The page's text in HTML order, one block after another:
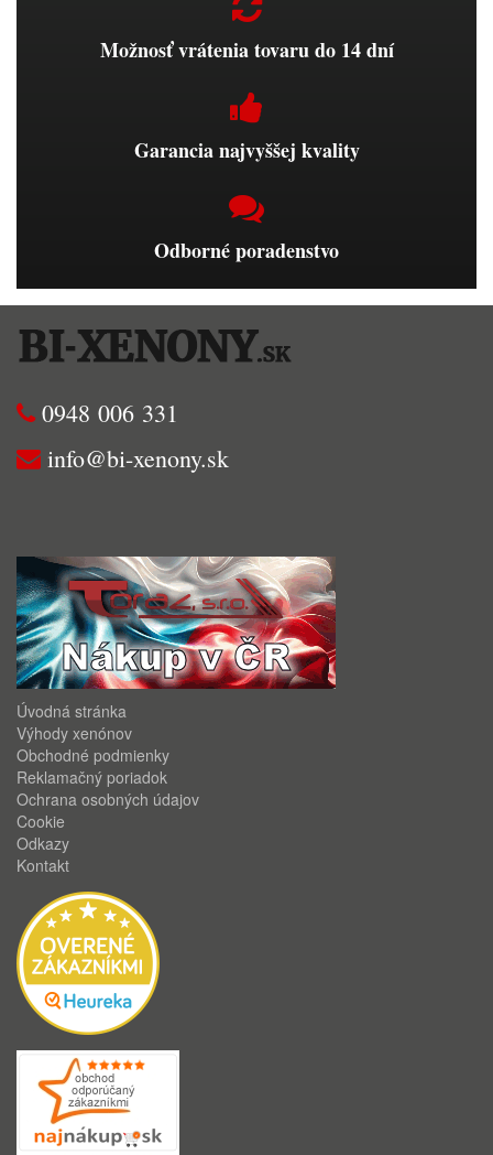
Možnosť vrátenia tovaru do 14 dní
Garancia najvyššej kvality
Odborné poradenstvo
0948 006 331
info@bi-xenony.sk
Úvodná stránka
Výhody xenónov
Obchodné podmienky
Reklamačný poriadok
Ochrana osobných údajov
Cookie
Odkazy
Kontakt